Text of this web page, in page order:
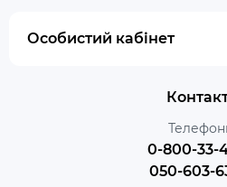
Особистий кабінет
0-800-33-
050-603-